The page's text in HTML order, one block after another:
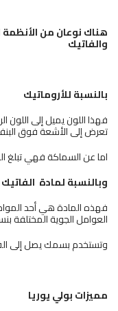
هناك نوعان من الأنظمة
والفاتيك
بالنسبةللأروماتيك
فهذا اللون يميل إلى اللون
تعرض إلى الأشعة فوق
اما عن السماكة فهي
وبالنسبة لمادة الفاتيك
فهذه المادة هي أحد
العوامل الجوية المختلفة
وتستخدم بسمك يصل إلى
مميزات بولي يوريا